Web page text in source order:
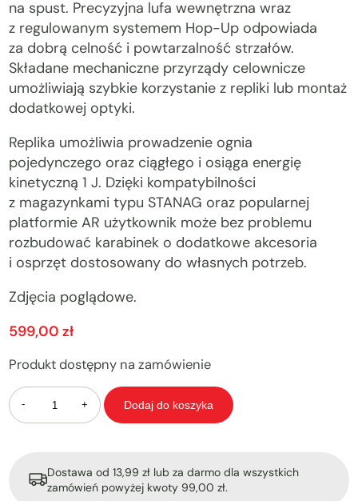
na spust. Precyzyjna lufa wewnętrzna wraz
z regulowanym systemem Hop-Up odpowiada
za dobrą celność i powtarzalność strzałów.
Składane mechaniczne przyrządy celownicze
umożliwiają szybkie korzystanie z repliki lub montaż
dodatkowej optyki.
Replika umożliwia prowadzenie ognia
pojedynczego oraz ciągłego i osiąga energię
kinetyczną 1 J. Dzięki kompatybilności
z magazynkami typu STANAG oraz popularnej
platformie AR użytkownik może bez problemu
rozbudować karabinek o dodatkowe akcesoria
i osprzęt dostosowany do własnych potrzeb.
Zdjęcia poglądowe.
599,00zł
Produkt dostępny na zamówienie
Ilość Dodaj do koszyka
Dostawa od 13,99 zł lub za darmo dla wszystkich
zamówień powyżej kwoty 99,00 zł.